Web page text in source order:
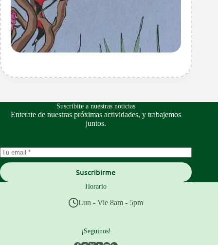
Suscribite a nuestras noticias
Enterate de nuestras próximas actividades, y trabajemos
juntos.
Suscribirme
Horario
Lun - Vie 8am - 5pm
¡Seguinos!